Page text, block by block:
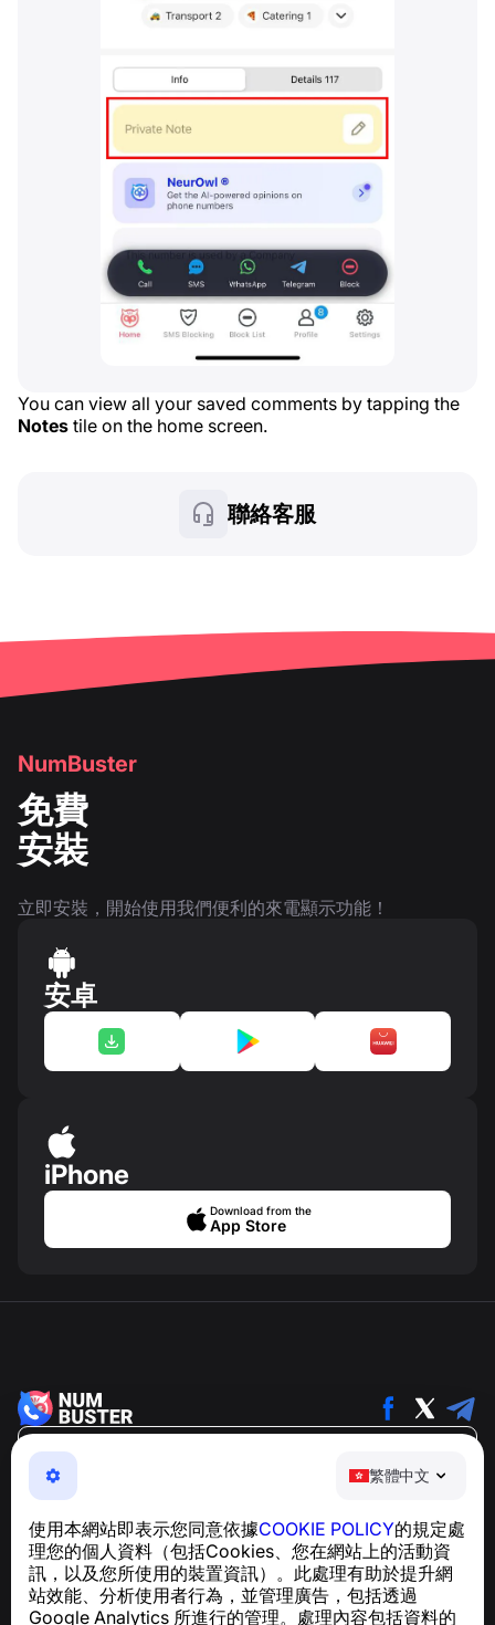
繁體中文
使用本網站即表示您同意依據COOKIE POLICY的規定處
理您的個人資料（包括Cookies、您在網站上的活動資
訊，以及您所使用的裝置資訊）。此處理有助於提升網
站效能、分析使用者行為，並管理廣告，包括透過
Google Analytics 所進行的管理。處理內容包括資料的
You can view all your saved comments by tapping the
Notes tile on the home screen.
聯絡客服
NumBuster
免費
安裝
立即安裝，開始使用我們便利的來電顯示功能！
安卓
iPhone
Download from the
App Store
NumBuster © 2013—2026 ·
support@numbuster.com
及騷擾內容
關於 GDPR 合規的諮詢：support@numbuster.com